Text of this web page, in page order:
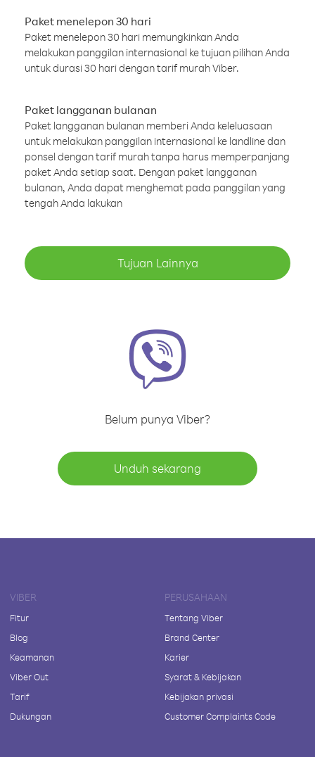
Paket menelepon 30 hari
Paket menelepon 30 hari memungkinkan Anda
melakukan panggilan internasional ke tujuan pilihan Anda
untuk durasi 30 hari dengan tarif murah Viber.
Paket langganan bulanan
Paket langganan bulanan memberi Anda keleluasaan
untuk melakukan panggilan internasional ke landline dan
ponsel dengan tarif murah tanpa harus memperpanjang
paket Anda setiap saat. Dengan paket langganan
bulanan, Anda dapat menghemat pada panggilan yang
tengah Anda lakukan
Tujuan Lainnya
Belum punya Viber?
Unduh sekarang
VIBER
Fitur
Blog
Keamanan
Viber Out
Tarif
Dukungan
PERUSAHAAN
Tentang Viber
Brand Center
Karier
Syarat & Kebijakan
Kebijakan privasi
Customer Complaints Code